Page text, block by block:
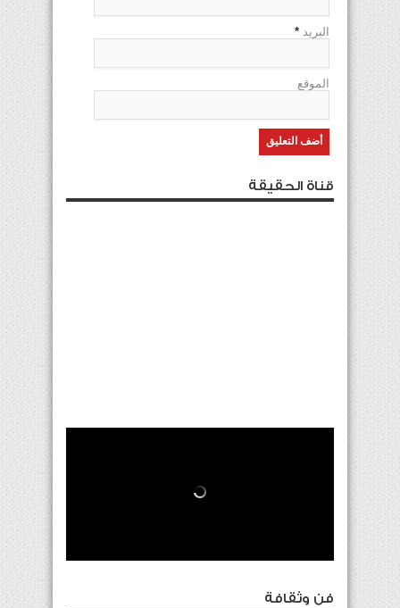
البريد *
الموقع
قناة الحقيقة
فن وثقافة